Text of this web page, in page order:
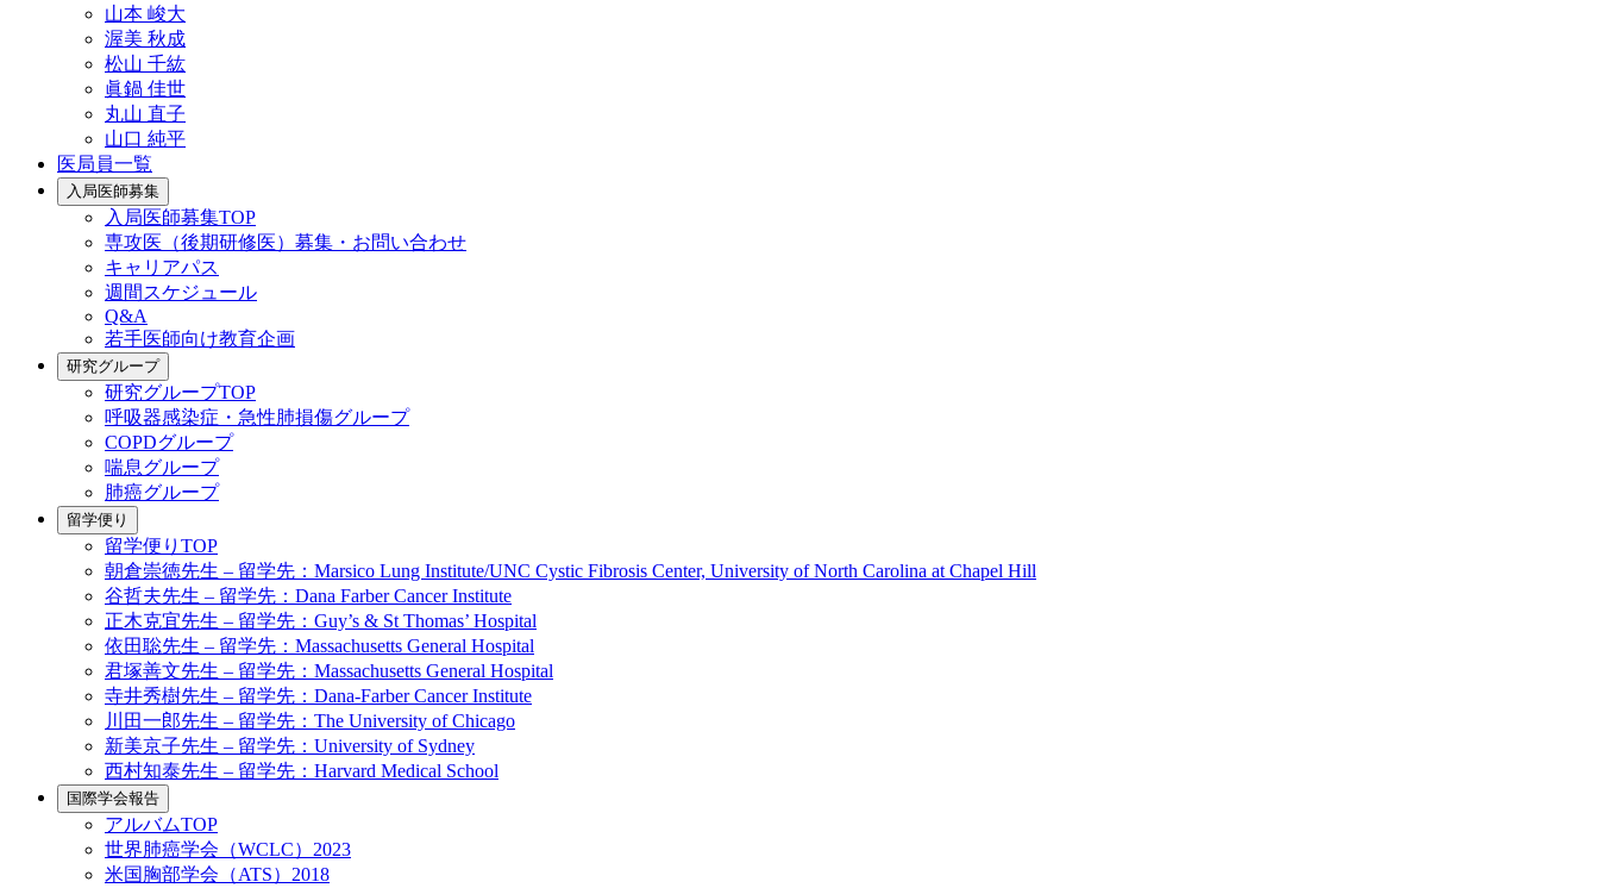
山本 峻大
渥美 秋成
松山 千紘
眞鍋 佳世
丸山 直子
山口 純平
医局員一覧
入局医師募集
入局医師募集TOP
専攻医（後期研修医）募集・お問い合わせ
キャリアパス
週間スケジュール
Q&A
若手医師向け教育企画
研究グループ
研究グループTOP
呼吸器感染症・急性肺損傷グループ
COPDグループ
喘息グループ
肺癌グループ
留学便り
留学便りTOP
朝倉崇徳先生 – 留学先：Marsico Lung Institute/UNC Cystic Fibrosis Center, University of North Carolina at Chapel Hill
谷哲夫先生 – 留学先：Dana Farber Cancer Institute
正木克宜先生 – 留学先：Guy’s & St Thomas’ Hospital
依田聡先生 – 留学先：Massachusetts General Hospital
君塚善文先生 – 留学先：Massachusetts General Hospital
寺井秀樹先生 – 留学先：Dana-Farber Cancer Institute
川田一郎先生 – 留学先：The University of Chicago
新美京子先生 – 留学先：University of Sydney
西村知泰先生 – 留学先：Harvard Medical School
国際学会報告
アルバムTOP
世界肺癌学会（WCLC）2023
米国胸部学会（ATS）2018